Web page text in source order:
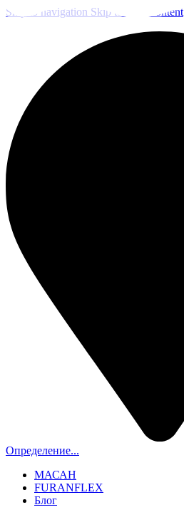
Skip to navigation Skip to main content
Определение...
МАСАН
FURANFLEX
Блог